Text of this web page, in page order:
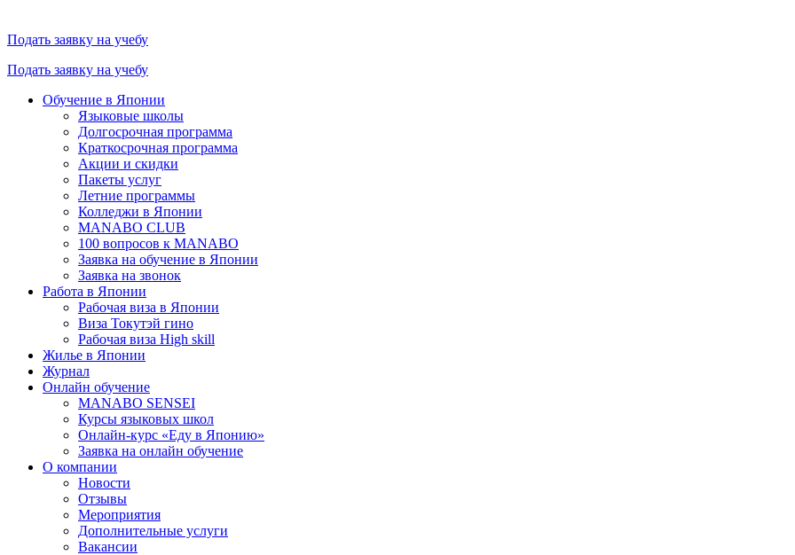
Подать заявку на учебу
Подать заявку на учебу
Обучение в Японии
Языковые школы
Долгосрочная программа
Краткосрочная программа
Акции и скидки
Пакеты услуг
Летние программы
Колледжи в Японии
MANABO CLUB
100 вопросов к MАNABO
Заявка на обучение в Японии
Заявка на звонок
Работа в Японии
Рабочая виза в Японии
Виза Токутэй гино
Рабочая виза High skill
Жилье в Японии
Журнал
Онлайн обучение
MANABO SENSEI
Курсы языковых школ
Онлайн-курс «Еду в Японию»
Заявка на онлайн обучение
О компании
Новости
Отзывы
Мероприятия
Дополнительные услуги
Вакансии